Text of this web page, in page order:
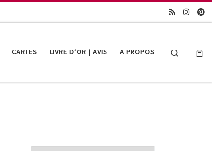
CARTES LIVRE D’OR | AVIS A PROPOS Search